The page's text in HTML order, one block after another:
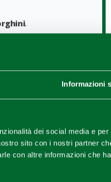
Informazioni
dei social media e
sito con i nostri partner
con altre informazioni che
.